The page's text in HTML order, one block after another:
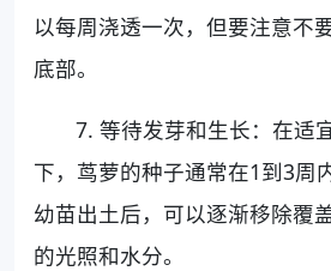
以每周浇透一次，但要注意不
底部。
7. 等待发芽和生长：在适
下，茑萝的种子通常在1到3周
幼苗出土后，可以逐渐移除覆
的光照和水分。